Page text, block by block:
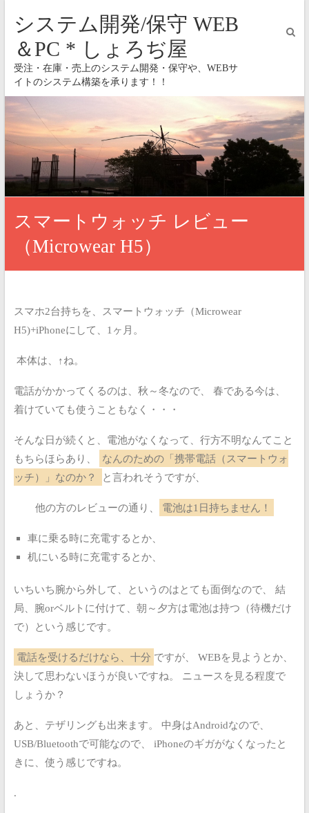
システム開発/保守 WEB
＆PC * しょろぢ屋
受注・在庫・売上のシステム開発・保守や、WEBサ
イトのシステム構築を承ります！！
スマートウォッチ レビュー
（Microwear H5）
スマホ2台持ちを、スマートウォッチ（Microwear
H5)+iPhoneにして、1ヶ月。
本体は、↑ね。
電話がかかってくるのは、秋～冬なので、
春である今は、
着けていても使うこともなく・・・
そんな日が続くと、電池がなくなって、行方不明なんてこと
もちらほらあり、
なんのための「携帯電話（スマートウォ
ッチ）」なのか？
と言われそうですが、
他の方のレビューの通り、 電池は1日持ちません！
車に乗る時に充電するとか、
机にいる時に充電するとか、
いちいち腕から外して、というのはとても面倒なので、
結
局、腕orベルトに付けて、朝～夕方は電池は持つ（待機だけ
で）という感じです。
電話を受けるだけなら、十分 ですが、
WEBを見ようとか、
決して思わないほうが良いですね。
ニュースを見る程度で
しょうか？
あと、テザリングも出来ます。
中身はAndroidなので、
USB/Bluetoothで可能なので、
iPhoneのギガがなくなったと
きに、使う感じですね。
.